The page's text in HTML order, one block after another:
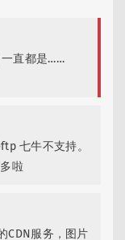
一直都是……
七牛不支持。
啦
CDN服务，图片